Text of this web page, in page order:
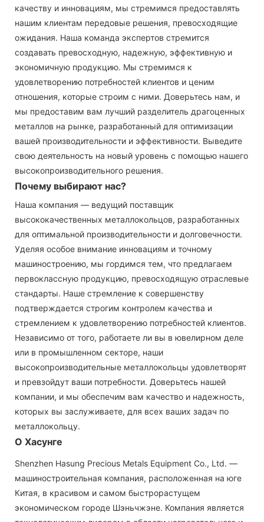
качеству и инновациям, мы стремимся предоставлять
нашим клиентам передовые решения, превосходящие
ожидания. Наша команда экспертов стремится
создавать превосходную, надежную, эффективную и
экономичную продукцию. Мы стремимся к
удовлетворению потребностей клиентов и ценим
отношения, которые строим с ними. Доверьтесь нам, и
мы предоставим вам лучший разделитель драгоценных
металлов на рынке, разработанный для оптимизации
вашей производительности и эффективности. Выведите
свою деятельность на новый уровень с помощью нашего
высокопроизводительного решения.
Почему выбирают нас?
Наша компания — ведущий поставщик
высококачественных металлокольцов, разработанных
для оптимальной производительности и долговечности.
Уделяя особое внимание инновациям и точному
машиностроению, мы гордимся тем, что предлагаем
первоклассную продукцию, превосходящую отраслевые
стандарты. Наше стремление к совершенству
подтверждается строгим контролем качества и
стремлением к удовлетворению потребностей клиентов.
Независимо от того, работаете ли вы в ювелирном деле
или в промышленном секторе, наши
высокопроизводительные металлокольцы удовлетворят
и превзойдут ваши потребности. Доверьтесь нашей
компании, и мы обеспечим вам качество и надежность,
которых вы заслуживаете, для всех ваших задач по
металлокольцу.
О Хасунге
Shenzhen Hasung Precious Metals Equipment Co., Ltd. —
машиностроительная компания, расположенная на юге
Китая, в красивом и самом быстрорастущем
экономическом городе Шэньчжэне. Компания является